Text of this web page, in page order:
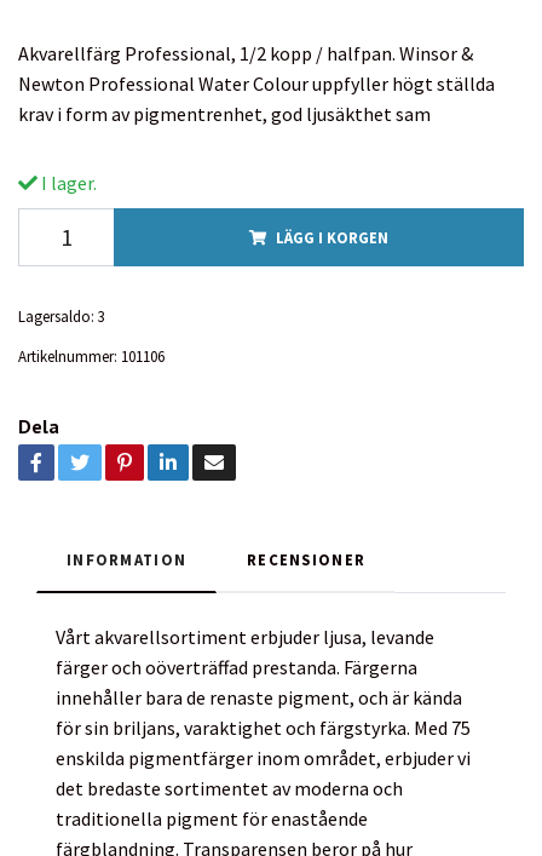
Akvarellfärg Professional, 1/2 kopp / halfpan. Winsor &
Newton Professional Water Colour uppfyller högt ställda
krav i form av pigmentrenhet, god ljusäkthet sam
I lager.
LÄGG I KORGEN
Lagersaldo: 3
Artikelnummer: 101106
Dela
INFORMATION RECENSIONER
Vårt akvarellsortiment erbjuder ljusa, levande
färger och oöverträffad prestanda. Färgerna
innehåller bara de renaste pigment, och är kända
för sin briljans, varaktighet och färgstyrka. Med 75
enskilda pigmentfärger inom området, erbjuder vi
det bredaste sortimentet av moderna och
traditionella pigment för enastående
färgblandning. Transparensen beror på hur